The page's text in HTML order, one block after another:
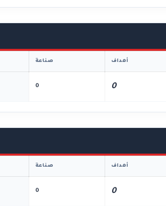
أهداف صناعة
0
0
أهداف صناعة
0
0